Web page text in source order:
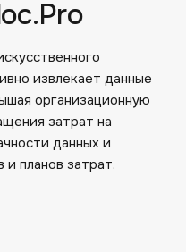
извлекает данные
организационную
затрат на
данных и
и планов затрат.